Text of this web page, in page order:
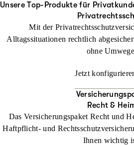
Unsere Top-Produkte für
Mit der
Alltagssituationen rechtlich
ohne
Jetzt
Recht &
Das Versicherungspaket Recht und
Haftpflicht- und
Ihnen wichtig